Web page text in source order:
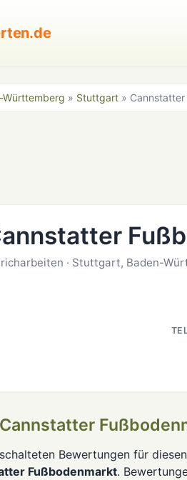
Württemberg » Stuttgart »
· Stuttgart, Baden-
Bewertungen für
Fußbodenmarkt.